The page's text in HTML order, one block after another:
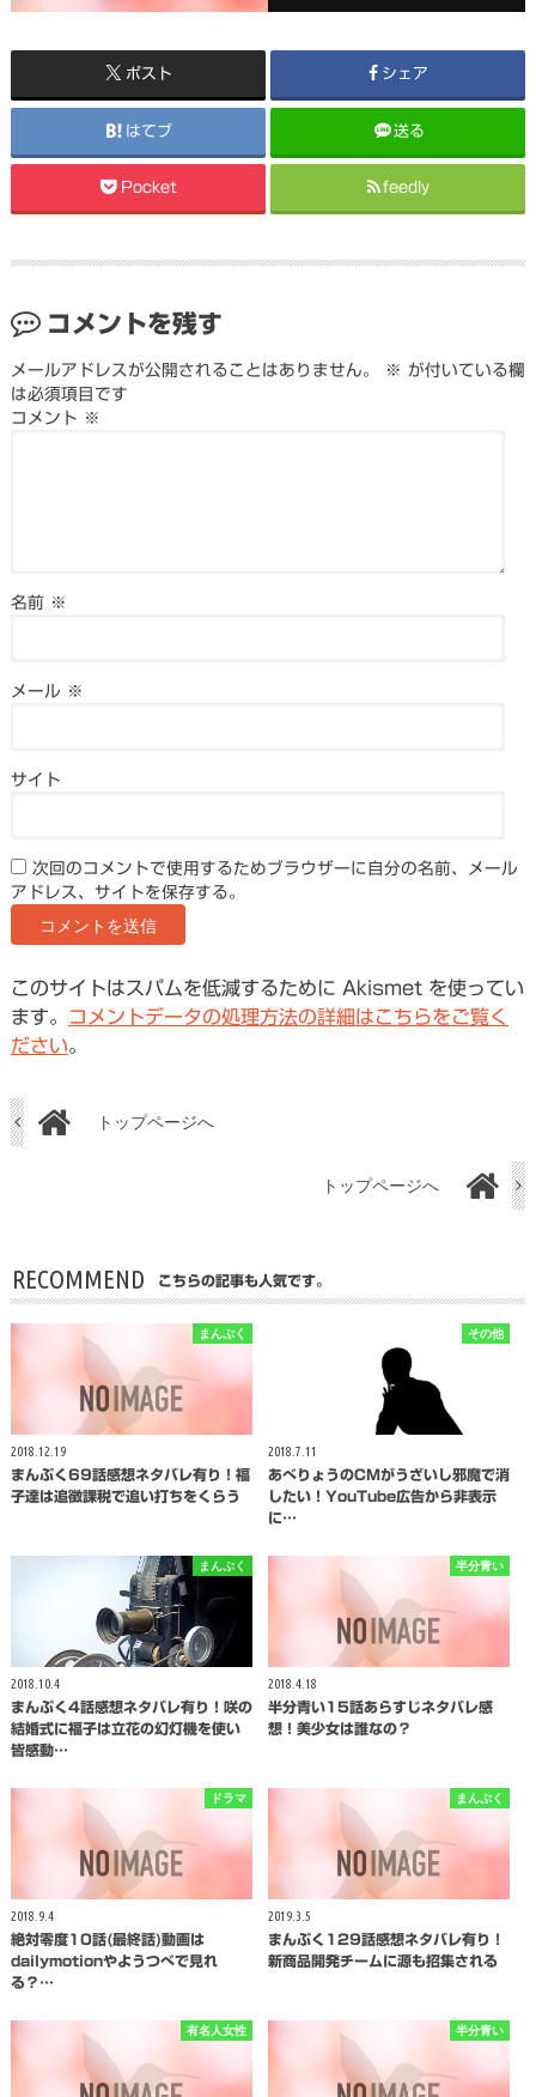
ポスト シェア
はてブ 送る
Pocket feedly
コメントを残す
メールアドレスが公開されることはありません。 ※ が付いている欄
は必須項目です
コメント ※
名前 ※
メール ※
サイト
次回のコメントで使用するためブラウザーに自分の名前、メール
アドレス、サイトを保存する。
このサイトはスパムを低減するために Akismet を使ってい
ます。
コメントデータの処理方法の詳細はこちらをご覧く
ださい。
トップページへ
トップページへ
RECOMMEND こちらの記事も人気です。
まんぷく
2018.12.19
まんぷく69話感想ネタバレ有り！福
子達は追徴課税で追い打ちをくらう
その他
2018.7.11
あべりょうのCMがうざいし邪魔で消
したい！YouTube広告から非表示
に…
まんぷく
2018.10.4
まんぷく4話感想ネタバレ有り！咲の
結婚式に福子は立花の幻灯機を使い
皆感動…
半分青い
2018.4.18
半分青い15話あらすじネタバレ感
想！美少女は誰なの？
ドラマ
2018.9.4
絶対零度10話(最終話)動画は
dailymotionやようつべで見れ
る？…
まんぷく
2019.3.5
まんぷく129話感想ネタバレ有り！
新商品開発チームに源も招集される
有名人女性 半分青い